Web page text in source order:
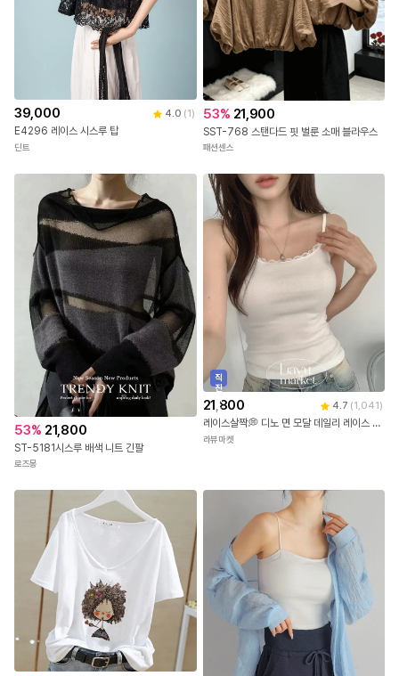
39,000 4.0 (1 )
E4296 레이스 시스루 탑
딘트
53% 21,900
SST-768 스탠다드 핏 벌룬 소매 블라우스
패션센스
53% 21,800
ST-5181시스루 배색 니트 긴팔
로즈몽
직
진
배
송
21,800 4.7 (1,041 )
레이스살짝💭 디노 면 모달 데일리 레이스 나시 3color [레이스나시/기본나시/슬리브리스/레이어드나시/민소매/이너나시/벚꽃룩]
라뷰마켓